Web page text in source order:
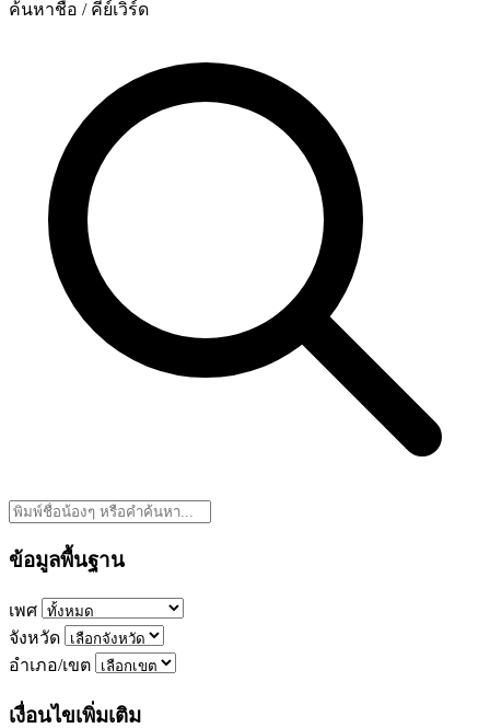
ค้นหาชื่อ / คีย์เวิร์ด
ข้อมูลพื้นฐาน
เพศ
จังหวัด
อำเภอ/เขต
เงื่อนไขเพิ่มเติม